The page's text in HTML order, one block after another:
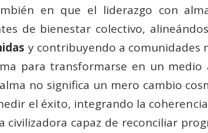
en que el liderazgo con
de bienestar colectivo,
y contribuyendo a comunidades
para transformarse en un
no significa un mero cambio
el éxito, integrando la
civilizadora capaz de reconciliar